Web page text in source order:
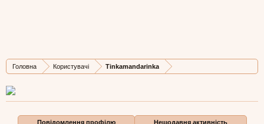
Головна Користувачі Tinkamandarinka
Дописів
4
Карма
0
Бали
1
Повідомлення профілю
Нещодавня активність